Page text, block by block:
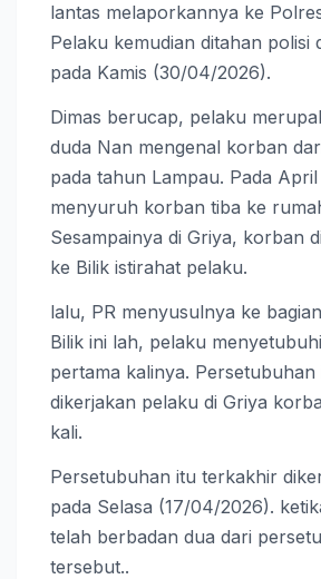
lantas melaporkannya ke
Pelaku kemudian ditahan polisi
pada Kamis (30/04/2026).
Dimas berucap, pelaku
duda Nan mengenal korban
pada tahun Lampau. Pada
menyuruh korban tiba ke
Sesampainya di Griya, korban
ke Bilik istirahat pelaku.
lalu, PR menyusulnya ke
Bilik ini lah, pelaku
pertama kalinya.
dikerjakan pelaku di Griya
kali.
Persetubuhan itu terkakhir
pada Selasa (17/04/2026).
telah berbadan dua dari
tersebut..